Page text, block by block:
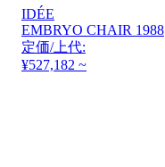
IDÉE
EMBRYO CHAIR 1988
定価/上代:
¥527,182 ~